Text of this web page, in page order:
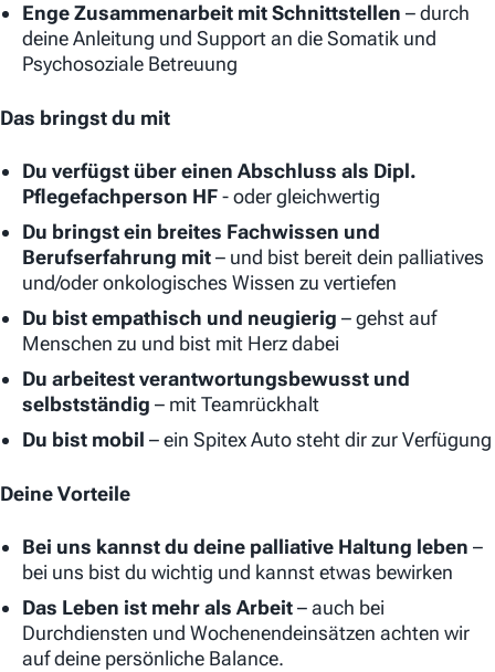
Enge Zusammenarbeit mit Schnittstellen– durch
deine Anleitung und Support an die Somatik und
Psychosoziale Betreuung
Das bringst du mit
Du verfügst über einen Abschluss als Dipl.
Pflegefachperson HF- oder gleichwertig
Du bringst ein breites Fachwissen und
Berufserfahrung mit– und bist bereit dein palliatives
und/oder onkologisches Wissen zu vertiefen
Du bist empathisch und neugierig – gehst auf
Menschen zu und bist mit Herz dabei
Du arbeitest verantwortungsbewusst und
selbstständig– mit Teamrückhalt
Du bist mobil – ein Spitex Auto steht dir zur Verfügung
Deine Vorteile
Bei uns kannst du deine palliative Haltung leben–
bei uns bist du wichtig und kannst etwas bewirken
Das Leben ist mehr als Arbeit– auch bei
Durchdiensten und Wochenendeinsätzen achten wir
auf deine persönliche Balance.